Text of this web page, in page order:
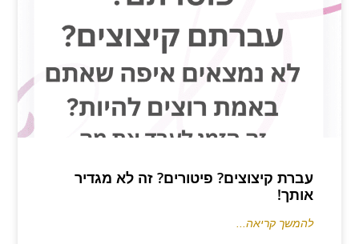
עברת קיצוצים? פיטורים? זה לא מגדיר
אותך!
להמשך קריאה...